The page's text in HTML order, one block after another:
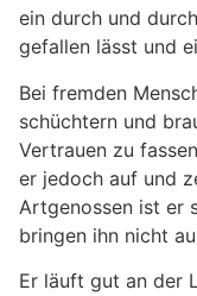
ein durch und
gefallen lässt und
Bei fremden
schüchtern und
Vertrauen zu
er jedoch auf und
Artgenossen ist er
bringen ihn nicht
Er läuft gut an der